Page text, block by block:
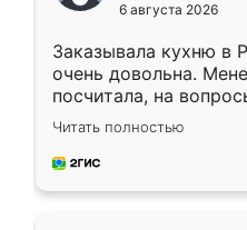
6 августа 2026
Заказывала кухню в
очень довольна.
посчитала, на
Замерщик приехал в
делу со всей
за день, ребята
Читать полностью